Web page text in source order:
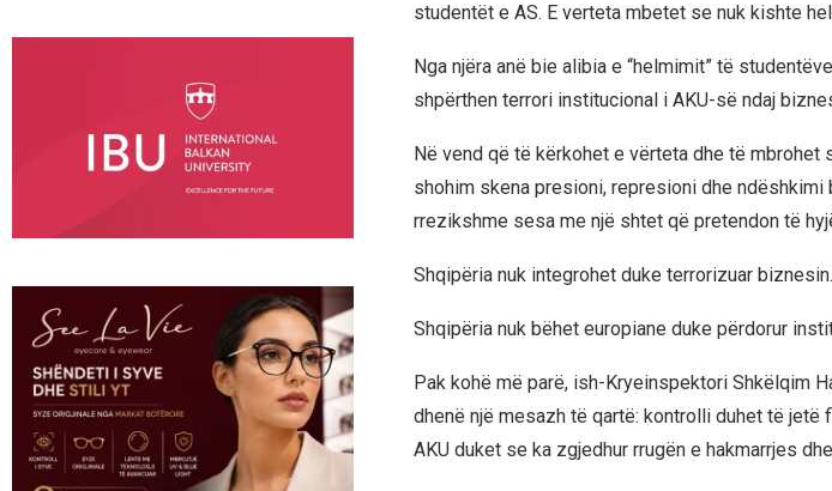
studentët e AS. E verteta mbetet se nuk kishte
Nga njëra anë bie alibia e “helmimit” të
shpërthen terrori institucional i AKU-së ndaj
Në vend që të kërkohet e vërteta dhe të
shohim skena presioni, represioni dhe ndëshkimi
rrezikshme sesa me një shtet që pretendon të
Shqipëria nuk integrohet duke terrorizuar biznesin.
Shqipëria nuk bëhet europiane duke përdorur
Pak kohë më parë, ish-Kryeinspektori Shkëlqim
dhenë një mesazh të qartë: kontrolli duhet të
AKU duket se ka zgjedhur rrugën e hakmarrjes